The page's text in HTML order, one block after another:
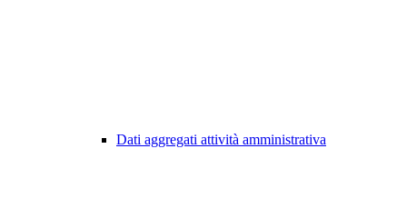
Dati aggregati attività amministrativa